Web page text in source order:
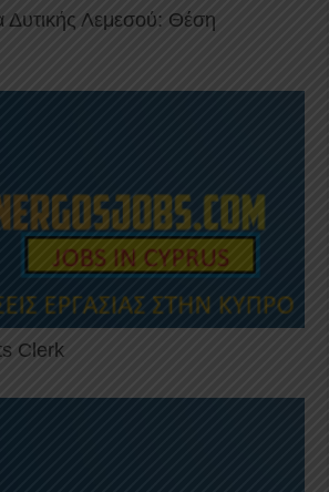
Δυτικής Λεμεσού: Θέση
Clerk